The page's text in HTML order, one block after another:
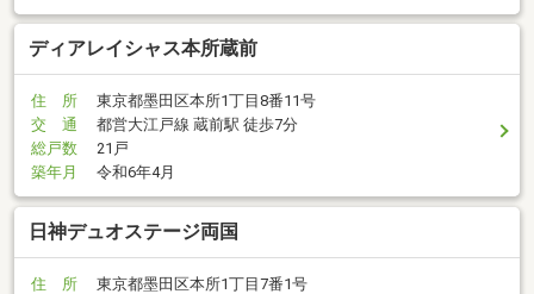
ディアレイシャス本所蔵前
住 所
東京都墨田区本所1丁目8番11号
交 通
都営大江戸線 蔵前駅 徒歩7分
総戸数
21戸
築年月
令和6年4月
日神デュオステージ両国
住 所
東京都墨田区本所1丁目7番1号